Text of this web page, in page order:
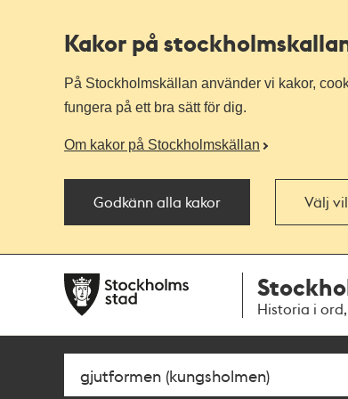
Kakor på
På Stockholmskällan använder vi kakor,
fungera på ett bra sätt för dig.
Om kakor på Stockholmskällan
Godkänn alla kakor Välj
navigationen
huvudinnehållet
Historia i
Sök